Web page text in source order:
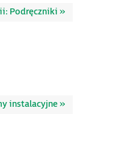
Podręczniki »
instalacyjne »